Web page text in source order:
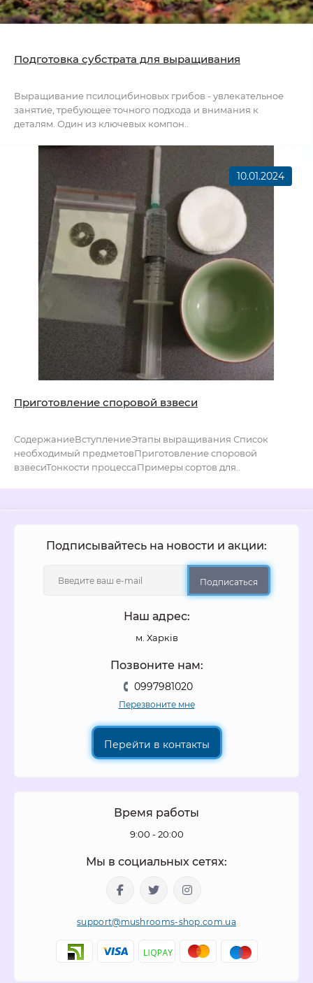
Подготовка субстрата для выращивания
Выращивание псилоцибиновых грибов - увлекательное
занятие, требующее точного подхода и внимания к
деталям. Один из ключевых компон..
10.01.2024
Приготовление споровой взвеси
СодержаниеВступлениеЭтапы выращивания Список
необходимый предметовПриготовление споровой
взвесиТонкости процессаПримеры сортов для..
Подписывайтесь на новости и акции:
Подписаться
Наш адрес:
м. Харків
Позвоните нам:
0997981020
Перезвоните мне
Перейти в контакты
Время работы
9:00 - 20:00
Мы в социальных сетях:
support@mushrooms-shop.com.ua